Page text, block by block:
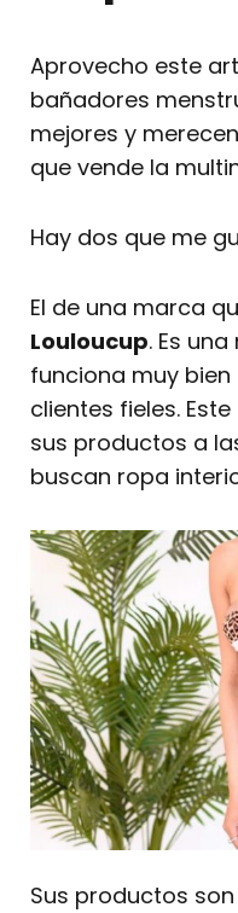
Aprovecho este
bañadores
mejores y
que vende la
Hay dos que me
El de una marca
Louloucup. Es
funciona muy
clientes fieles.
sus productos a
buscan ropa
Sus productos